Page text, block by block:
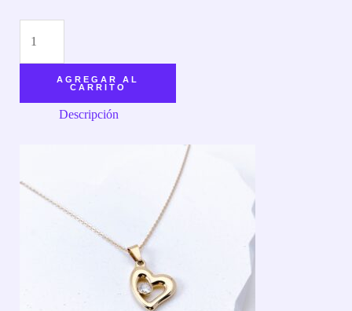
AGREGAR AL
CARRITO
Descripción